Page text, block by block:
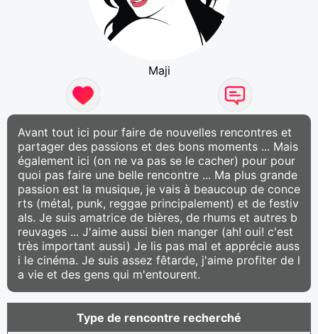
Maji
Avant tout ici pour faire de nouvelles rencontres et
partager des passions et des bons moments ... Mais
également ici (on ne va pas se le cacher) pour pour
quoi pas faire une belle rencontre ... Ma plus grande
passion est la musique, je vais à beaucoup de conce
rts (métal, punk, reggae principalement) et de festiv
als. Je suis amatrice de bières, de rhums et autres b
reuvages ... J'aime aussi bien manger (ah! oui! c'est
très important aussi) Je lis pas mal et apprécie auss
i le cinéma. Je suis assez fêtarde, j'aime profiter de l
a vie et des gens qui m'entourent.
Type de rencontre recherché